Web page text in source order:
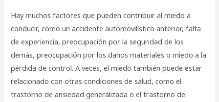
Hay muchos factores que pueden contribuir al miedo a
conducir, como un accidente automovilístico anterior, falta
de experiencia, preocupación por la seguridad de los
demás, preocupación por los daños materiales o miedo a la
pérdida de control. A veces, el miedo también puede estar
relacionado con otras condiciones de salud, como el
trastorno de ansiedad generalizada o el trastorno de